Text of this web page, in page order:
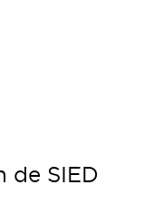
de SIED